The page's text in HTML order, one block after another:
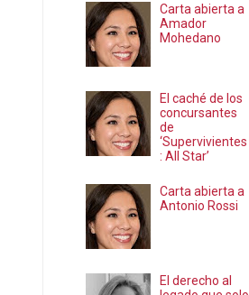
Carta abierta a
Amador
Mohedano
El caché de los
concursantes
de
‘Supervivientes
: All Star’
Carta abierta a
Antonio Rossi
El derecho al